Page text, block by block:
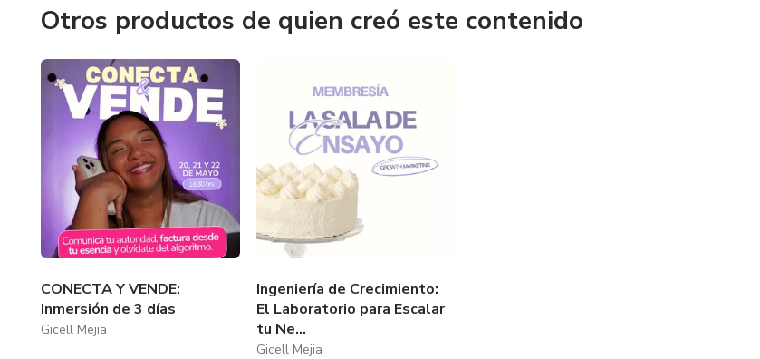
Es hora de dejar de perseguir likes y tendencias vacías. Entra al Método Legado y
construye la arquitectura exacta para escalar tu facturación sin sacrificar tu vida ni tu paz
mental.
Otros productos de quien creó este contenido
CONECTA Y VENDE:
Inmersión de 3 días
Gicell Mejia
Ingeniería de Crecimiento:
El Laboratorio para Escalar
tu Ne...
Gicell Mejia